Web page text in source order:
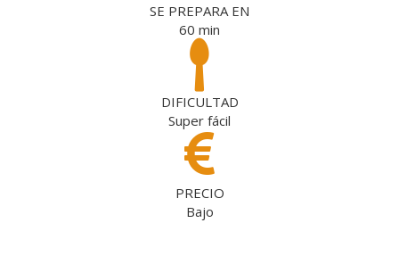
SE PREPARA EN
60 min
DIFICULTAD
Super fácil
PRECIO
Bajo